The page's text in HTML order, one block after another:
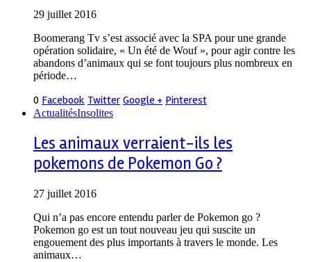
29 juillet 2016
Boomerang Tv s’est associé avec la SPA pour une grande
opération solidaire, « Un été de Wouf », pour agir contre les
abandons d’animaux qui se font toujours plus nombreux en
période…
0 Facebook Twitter Google + Pinterest
ActualitésInsolites
Les animaux verraient-ils les
pokemons de Pokemon Go ?
27 juillet 2016
Qui n’a pas encore entendu parler de Pokemon go ?
Pokemon go est un tout nouveau jeu qui suscite un
engouement des plus importants à travers le monde. Les
animaux…